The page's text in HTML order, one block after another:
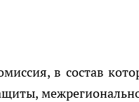
в состав